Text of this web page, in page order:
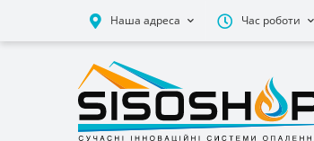
Наша адреса Час роботи